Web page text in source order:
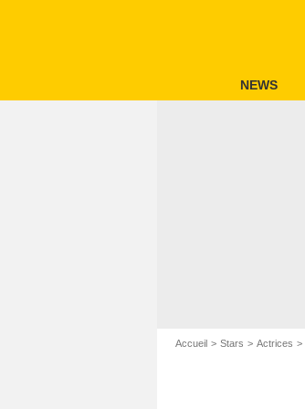
NEWS
Accueil Stars Actrices